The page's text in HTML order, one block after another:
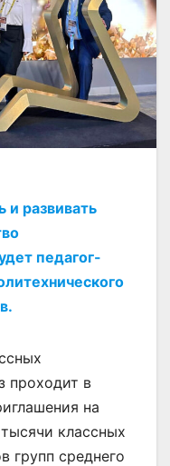
и развивать
педагог-
проходит в
на
классных
групп среднего